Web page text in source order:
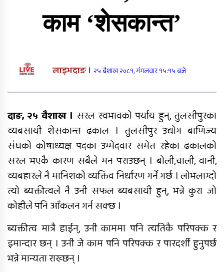
कसैले थाहा पाएनन्, बिहान घर नजिकै
मृत भेटिए युवक
दाङमै धागोबाट ‘ए फर एप्पलदेखि जेठ फर
जेब्रा’ बनाउनेहरु
रुकुम पश्चिममा भ्यान र मोटरसाइकल
काम ‘शेसकान्त’
लाइभदाङ । २५ बैशाख २०८१, मंगलवार १५:१५ बजे
दाङ, २५ वैशाख । सरल स्वभावको पर्याय हुन्, तुलसीपुरका
व्यबसायी शेसकान्त ढकाल । तुलसीपुर उद्योग बाणिज्य
संघको कोषाध्यक्ष पदका उम्मेदवार समेत रहेका ढकालको
सरल भएकै कारण सबैले मन पराउछन् । बोली,चाली, वानी,
व्यबहारले नै मानिशको व्यक्तिव निर्धारण गर्ने गर्छ । लोभलाग्दो
त्यो ब्यक्तीत्वले नै उनी सफल ब्यबसायी हुन्, भन्ने कुरा जो
कोहीले पनि आँकलन गर्न सक्छ ।
ब्यक्तीत्व मात्रै हाईन्, उनी काममा पनि त्यतिकै परिपक्क र
इमान्दार छन् । उनी जे काम पनि परिपक्क र पारदर्शी हुनुपर्छ
भन्ने मान्यता राख्छन् ।